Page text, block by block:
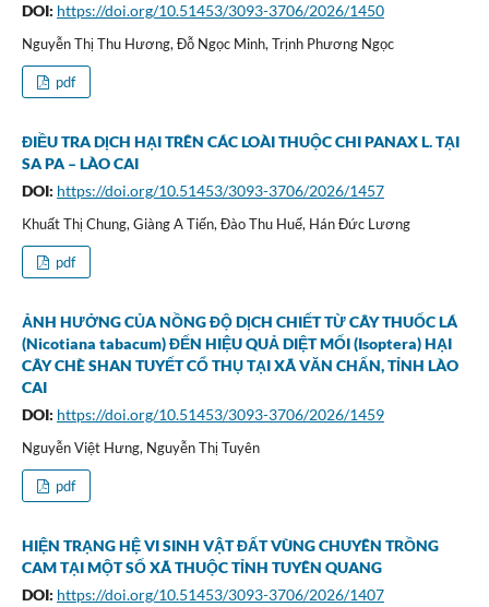
DOI: https://doi.org/10.51453/3093-3706/2026/1450
Nguyễn Thị Thu Hương, Đỗ Ngọc Minh, Trịnh Phương Ngọc
pdf
ĐIỀU TRA DỊCH HẠI TRÊN CÁC LOÀI THUỘC CHI PANAX L. TẠI
SA PA – LÀO CAI
DOI: https://doi.org/10.51453/3093-3706/2026/1457
Khuất Thị Chung, Giàng A Tiến, Đào Thu Huế, Hán Đức Lương
pdf
ẢNH HƯỞNG CỦA NỒNG ĐỘ DỊCH CHIẾT TỪ CÂY THUỐC LÁ
(Nicotiana tabacum) ĐẾN HIỆU QUẢ DIỆT MỐI (Isoptera) HẠI
CÂY CHÈ SHAN TUYẾT CỔ THỤ TẠI XÃ VĂN CHẤN, TỈNH LÀO
CAI
DOI: https://doi.org/10.51453/3093-3706/2026/1459
Nguyễn Việt Hưng, Nguyễn Thị Tuyên
pdf
HIỆN TRẠNG HỆ VI SINH VẬT ĐẤT VÙNG CHUYÊN TRỒNG
CAM TẠI MỘT SỐ XÃ THUỘC TỈNH TUYÊN QUANG
DOI: https://doi.org/10.51453/3093-3706/2026/1407